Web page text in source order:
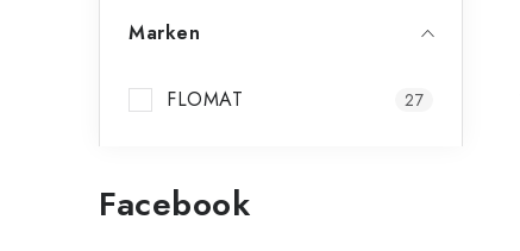
Marken
FLOMAT 27
Facebook